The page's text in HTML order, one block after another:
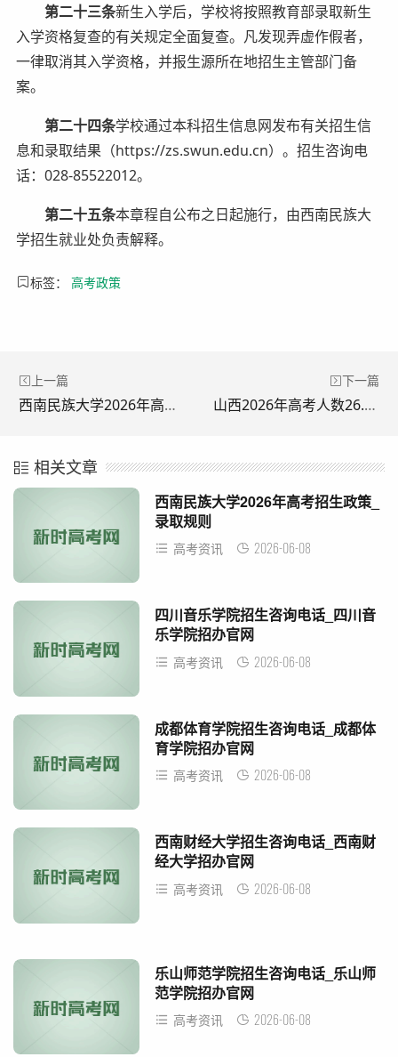
第二十三条新生入学后，学校将按照教育部录取新生
入学资格复查的有关规定全面复查。凡发现弄虚作假者，
一律取消其入学资格，并报生源所在地招生主管部门备
案。
第二十四条学校通过本科招生信息网发布有关招生信
息和录取结果（https://zs.swun.edu.cn）。招生咨询电
话：028-85522012。
第二十五条本章程自公布之日起施行，由西南民族大
学招生就业处负责解释。
标签： 高考政策
上一篇
西南民族大学2026年高考招生政策_录取规则
下一篇
山西2026年高考人数26.2万人
相关文章
西南民族大学2026年高考招生政策_
录取规则
高考资讯 2026-06-08
四川音乐学院招生咨询电话_四川音
乐学院招办官网
高考资讯 2026-06-08
成都体育学院招生咨询电话_成都体
育学院招办官网
高考资讯 2026-06-08
西南财经大学招生咨询电话_西南财
经大学招办官网
高考资讯 2026-06-08
乐山师范学院招生咨询电话_乐山师
范学院招办官网
高考资讯 2026-06-08